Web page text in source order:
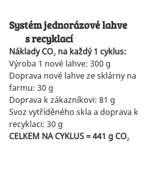
Systém jednorázové lahve
        s recyklací
Náklady CO₂ na každý 1 cyklus:
Výroba 1 nové lahve: 300 g
Doprava nové lahve ze sklárny na
farmu: 30 g
Doprava k zákazníkovi: 81 g
Svoz vytříděného skla a doprava k
recyklaci: 30 g
CELKEM NA CYKLUS = 441 g CO₂